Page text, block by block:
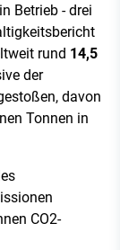
Betrieb - drei
rund 14,5
der
davon
Tonnen in
CO2-